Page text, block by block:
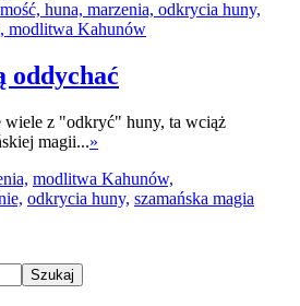
oddychać
wiele z "odkryć" huny, ta wciąż
magii...»
modlitwa Kahunów,
odkrycia huny, szamańska magia